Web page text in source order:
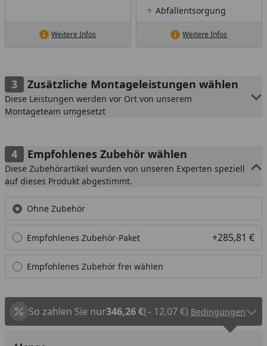
Weitere Infos
Abfallentsorgung
Weitere Infos
Zusätzliche Montageleistungen wählen
Diese Leistungen werden vor Ort von unserem
Montageteam umgesetzt
Empfohlenes Zubehör wählen
Diese Zubehörartikel wurden von unseren Experten speziell
auf dieses Produkt abgestimmt.
Ohne Zubehör
Empfohlenes Zubehör-Paket +285,81 €
Empfohlenes Zubehör frei wählen
So zahlen Sie nur346,26 €(– 12,07 €) Bedingungen